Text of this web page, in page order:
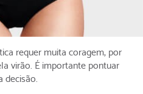
requer muita coragem, por
virão. É importante pontuar
decisão.